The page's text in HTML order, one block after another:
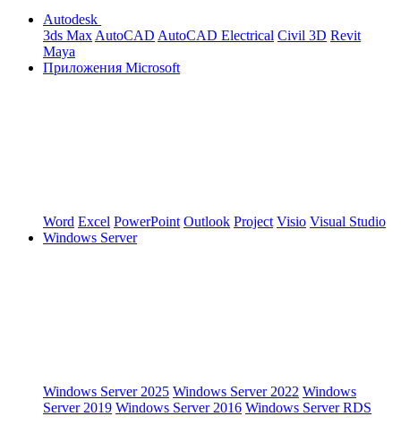
Autodesk
3ds Max AutoCAD AutoCAD Electrical Civil 3D Revit
Maya
Приложения Microsoft
Word Excel PowerPoint Outlook Project Visio Visual Studio
Windows Server
Windows Server 2025 Windows Server 2022 Windows
Server 2019 Windows Server 2016 Windows Server RDS